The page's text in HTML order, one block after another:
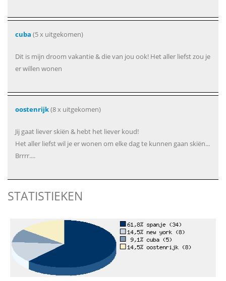
cuba (5 x uitgekomen)
Dit is mijn droom vakantie & die van jou ook! Het aller liefst zou je
er willen wonen
oostenrijk(8 x uitgekomen)
Jij gaat liever skiën & hebt het liever koud!
Het aller liefst wil je er wonen om elke dag te kunnen gaan skiën...
Brrrr....
STATISTIEKEN